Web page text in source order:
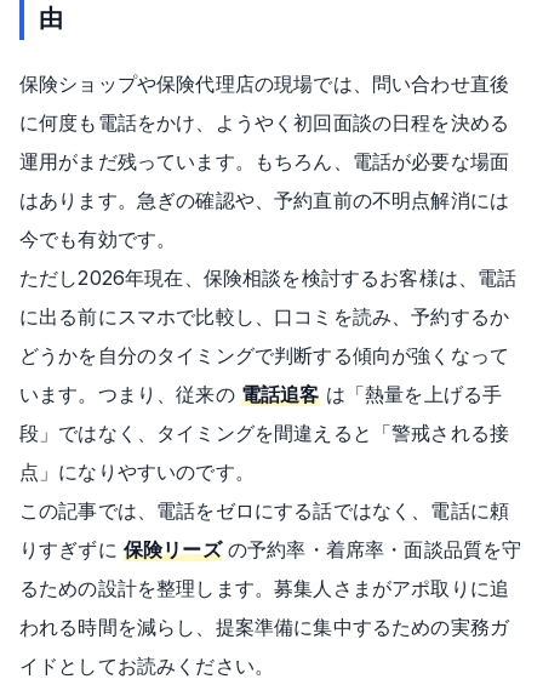
由
保険ショップや保険代理店の現場では、問い合わせ直後
に何度も電話をかけ、ようやく初回面談の日程を決める
運用がまだ残っています。もちろん、電話が必要な場面
はあります。急ぎの確認や、予約直前の不明点解消には
今でも有効です。
ただし2026年現在、保険相談を検討するお客様は、電話
に出る前にスマホで比較し、口コミを読み、予約するか
どうかを自分のタイミングで判断する傾向が強くなって
います。つまり、従来の 電話追客は「熱量を上げる手
段」ではなく、タイミングを間違えると「警戒される接
点」になりやすいのです。
この記事では、電話をゼロにする話ではなく、電話に頼
りすぎずに 保険リーズの予約率・着席率・面談品質を守
るための設計を整理します。募集人さまがアポ取りに追
われる時間を減らし、提案準備に集中するための実務ガ
イドとしてお読みください。